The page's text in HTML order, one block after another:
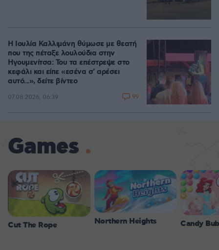
Η Ιουλία Καλλιμάνη θύμωσε με θεατή
που της πέταξε λουλούδια στην
Ηγουμενίτσα: Του τα επέστρεψε στο
κεφάλι και είπε «εσένα σ' αρέσει
αυτό...», δείτε βίντεο
07.08.2026, 06:39 99
Games
Cut The Rope Northern Heights Candy